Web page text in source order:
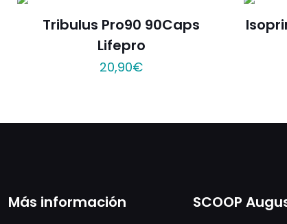
Tribulus Pro90 90Caps
Lifepro
20,90€
Más información SCOOP